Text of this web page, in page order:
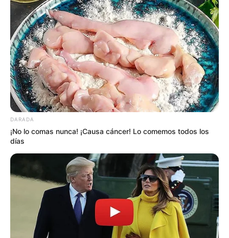
DARADA
¡No lo comas nunca! ¡Causa cáncer! Lo comemos todos los
días